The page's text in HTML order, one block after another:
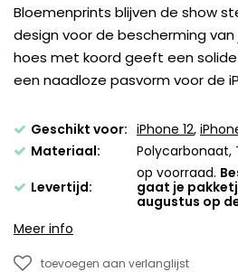
Bloemenprints blijven de show
design voor de bescherming
hoes met koord geeft een
een naadloze pasvorm voor de
Geschikt voor: iPhone 12,
Materiaal:
Polycarbonaat,
Levertijd:
op voorraad.
gaat je
augustus op
Meer info
toevoegen aan verlanglijst